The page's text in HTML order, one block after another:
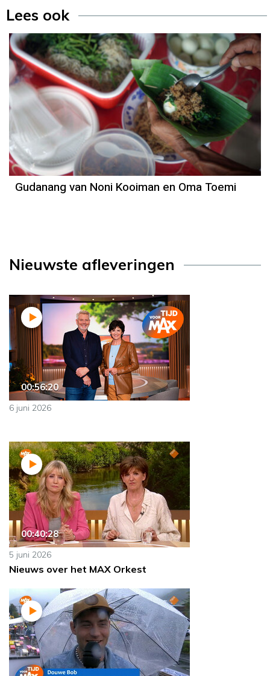
Lees ook
Gudanang van Noni Kooiman en Oma Toemi
Nieuwste afleveringen
00:56:20
6 juni 2026
00:40:28
5 juni 2026
Nieuws over het MAX Orkest